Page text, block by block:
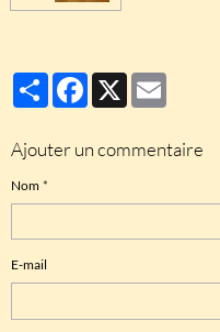
PartagerFacebook
X
Ajouter un commentaire
Nom
E-mail